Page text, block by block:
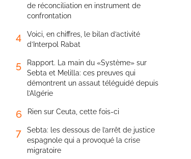
de réconciliation en instrument de
confrontation
4
Voici, en chiffres, le bilan d’activité
d’Interpol Rabat
5
Rapport. La main du «Système» sur
Sebta et Melilla: ces preuves qui
démontrent un assaut téléguidé depuis
l’Algérie
6 Rien sur Ceuta, cette fois-ci
7
Sebta: les dessous de l’arrêt de justice
espagnole qui a provoqué la crise
migratoire